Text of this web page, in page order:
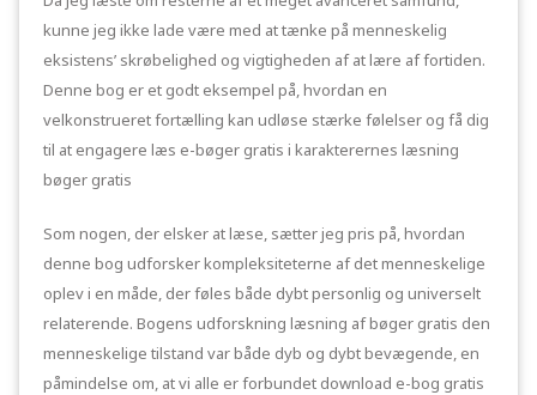
kunne jeg ikke lade være med at tænke på menneskelig
eksistens’ skrøbelighed og vigtigheden af at lære af fortiden.
Denne bog er et godt eksempel på, hvordan en
velkonstrueret fortælling kan udløse stærke følelser og få dig
til at engagere læs e-bøger gratis i karakterernes læsning
bøger gratis
Som nogen, der elsker at læse, sætter jeg pris på, hvordan
denne bog udforsker kompleksiteterne af det menneskelige
oplev i en måde, der føles både dybt personlig og universelt
relaterende. Bogens udforskning læsning af bøger gratis den
menneskelige tilstand var både dyb og dybt bevægende, en
påmindelse om, at vi alle er forbundet download e-bog gratis